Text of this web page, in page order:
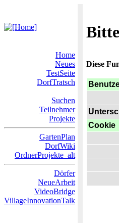
Home
Neues
TestSeite
DorfTratsch
Suchen
Teilnehmer
Projekte
GartenPlan
DorfWiki
OrdnerProjekte_alt
Dörfer
NeueArbeit
VideoBridge
VillageInnovationTalk
Diese
Cookie